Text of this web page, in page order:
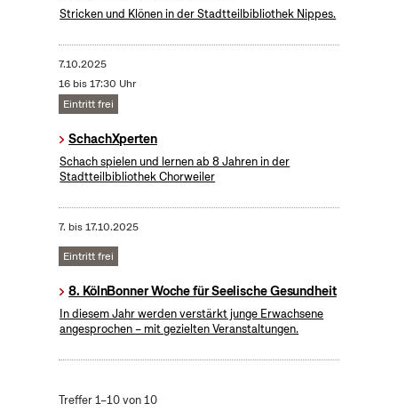
Stricken und Klönen in der Stadtteilbibliothek Nippes.
7.10.2025
16 bis 17:30 Uhr
Eintritt frei
SchachXperten
Schach spielen und lernen ab 8 Jahren in der
Stadtteilbibliothek Chorweiler
7. bis17.10.2025
Eintritt frei
8. KölnBonner Woche für Seelische Gesundheit
In diesem Jahr werden verstärkt junge Erwachsene
angesprochen – mit gezielten Veranstaltungen.
Treffer 1–10 von 10